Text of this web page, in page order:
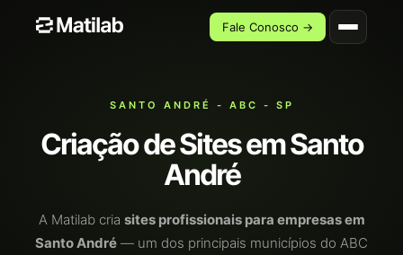
Fale Conosco →
SANTO ANDRÉ - ABC - SP
Criação de Sites em Santo
André
A Matilab cria sites profissionais para empresas em
Santo André — um dos principais municípios do ABC